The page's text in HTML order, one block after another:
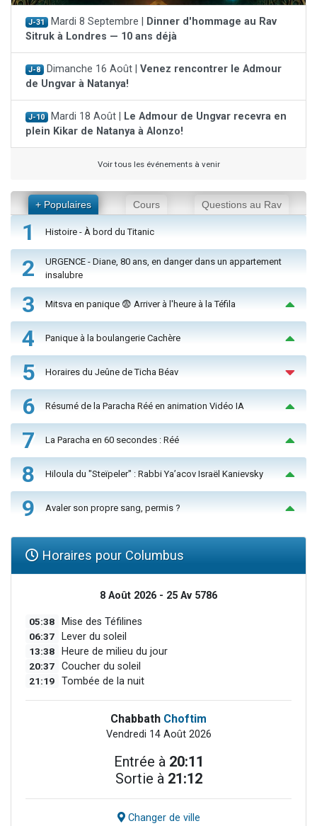
J-31 Mardi 8 Septembre |
Dinner d'hommage au Rav
Sitruk à Londres — 10 ans déjà
J-8 Dimanche 16 Août | Venez rencontrer le Admour
de Ungvar à Natanya!
J-10 Mardi 18 Août |
Le Admour de Ungvar recevra en
plein Kikar de Natanya à Alonzo!
Voir tous les événements à venir
+ Populaires Cours Questions au Rav
1 Histoire - À bord du Titanic
2
URGENCE - Diane, 80 ans, en danger dans un appartement
insalubre
3 Mitsva en panique 😨 Arriver à l'heure à la Téfila
4 Panique à la boulangerie Cachère
5 Horaires du Jeûne de Ticha Béav
6 Résumé de la Paracha Réé en animation Vidéo IA
7 La Paracha en 60 secondes : Réé
8 Hiloula du "Steïpeler" : Rabbi Ya’acov Israël Kanievsky
9 Avaler son propre sang, permis ?
Horaires pour Columbus
8 Août 2026 - 25 Av 5786
05:38 Mise des Téfilines
06:37 Lever du soleil
13:38 Heure de milieu du jour
20:37 Coucher du soleil
21:19 Tombée de la nuit
Chabbath Choftim
Vendredi 14 Août 2026
Entrée à 20:11
Sortie à 21:12
Changer de ville